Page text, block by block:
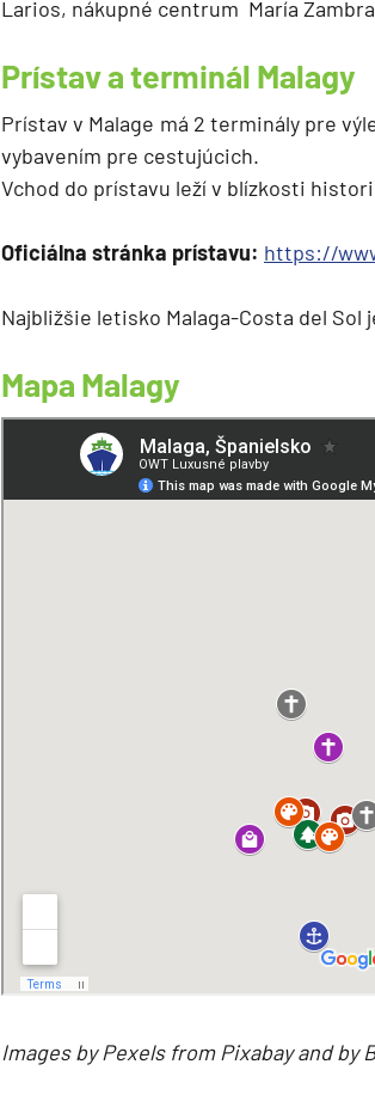
Larios, nákupné centrum María
Prístav a terminál Malagy
Prístav v Malage má 2 terminály pre
vybavením pre cestujúcich.
Vchod do prístavu leží v blízkosti
Oficiálna stránka prístavu: https://
Najbližšie letisko Malaga-Costa del Sol
Mapa Malagy
Images by Pexels from Pixabay and by